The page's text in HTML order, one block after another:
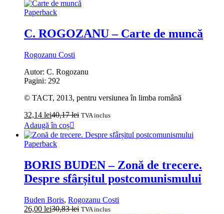
Paperback
C. ROGOZANU – Carte de muncă
Rogozanu Costi
Autor: C. Rogozanu
Pagini: 292
© TACT, 2013, pentru versiunea în limba română
32,14 lei40,17lei TVA inclus
Adaugă în coș
Paperback
BORIS BUDEN – Zonă de trecere.
Despre sfârșitul postcomunismului
Buden Boris, Rogozanu Costi
26,00 lei30,83lei TVA inclus